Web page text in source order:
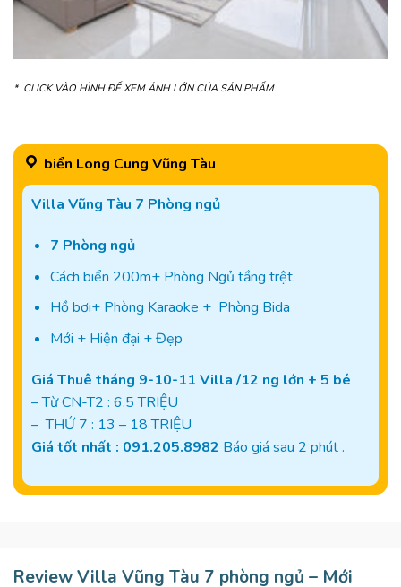
* CLICK VÀO HÌNH ĐỂ XEM ẢNH LỚN CỦA SẢN PHẨM
biển Long Cung Vũng Tàu
Villa Vũng Tàu 7 Phòng ngủ
7 Phòng ngủ
Cách biển 200m+ Phòng Ngủ tầng trệt.
Hồ bơi+ Phòng Karaoke + Phòng Bida
Mới + Hiện đại + Đẹp
Giá Thuê tháng 9-10-11 Villa /12 ng lớn + 5 bé
– Từ CN-T2 : 6.5 TRIỆU
– THỨ 7 : 13 – 18 TRIỆU
Giá tốt nhất : 091.205.8982 Báo giá sau 2 phút .
Review Villa Vũng Tàu 7 phòng ngủ – Mới